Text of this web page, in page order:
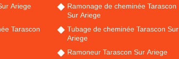
Ariege
Tarascon
Ramonage de cheminée Tarascon
Sur Ariege
Tubage de cheminée Tarascon Sur
Ariege
Ramoneur Tarascon Sur Ariege